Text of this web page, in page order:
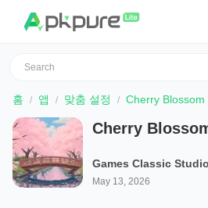
홈 앱 맞춤 설정 Cherry Blossom
Cherry
Games Classic Studio
May 13, 2026